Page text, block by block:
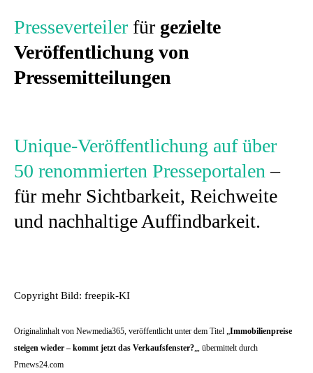
Presseverteiler für gezielte
Veröffentlichung von
Pressemitteilungen
Unique-Veröffentlichung auf über
50 renommierten Presseportalen –
für mehr Sichtbarkeit, Reichweite
und nachhaltige Auffindbarkeit.
Copyright Bild: freepik-KI
Originalinhalt von Newmedia365, veröffentlicht unter dem Titel „ Immobilienpreise
steigen wieder – kommt jetzt das Verkaufsfenster? „, übermittelt durch
Prnews24.com